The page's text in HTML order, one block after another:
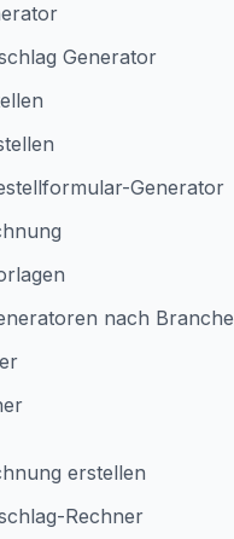
Generator
Generator
nach Branche
erstellen
Rechner